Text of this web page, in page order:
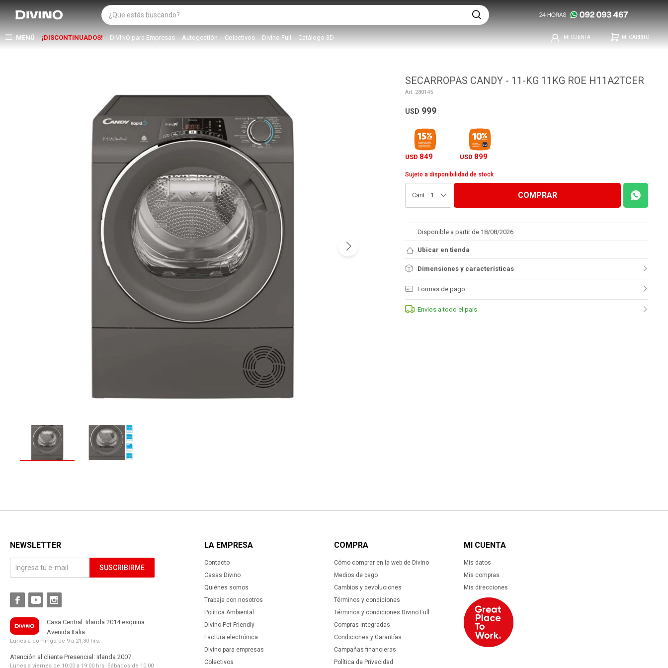
MENÚ ¡DISCONTINUADOS! DIVINO para Empresas Autogestión Colectivos Divino Full Catálogo 3D
SECARROPAS CANDY - 11-KG 11KG ROE H11A2TCER
280145
USD 999
USD 849 USD 899
Sujeto a disponibilidad de stock
1 COMPRAR
Disponible a partir de 18/08/2026
Ubicar en tienda
Dimensiones y características
Formas de pago
Envíos a todo el pais
LA EMPRESA
Contacto
Casas Divino
Quiénes somos
Trabaja con nosotros
Política Ambiental
Divino Pet Friendly
Factura electrónica
Divino para empresas
Colectivos
COMPRA
Cómo comprar en la web de Divino
Medios de pago
Cambios y devoluciones
Términos y condiciones
Términos y condiciones Divino Full
Compras Integradas
Condiciones y Garantías
Campañas financieras
Política de Privacidad
MI CUENTA
Mis datos
Mis compras
Mis direcciones
NEWSLETTER
SUSCRIBIRME
  
Casa Central: Irlanda 2014 esquina
Avenida Italia
Lunes a domingo de 9 a 21:30 hrs.
Atención al cliente Presencial: Irlanda 2007
Lunes a viernes de 10:00 a 19:00 hrs. Sábados de 10:00